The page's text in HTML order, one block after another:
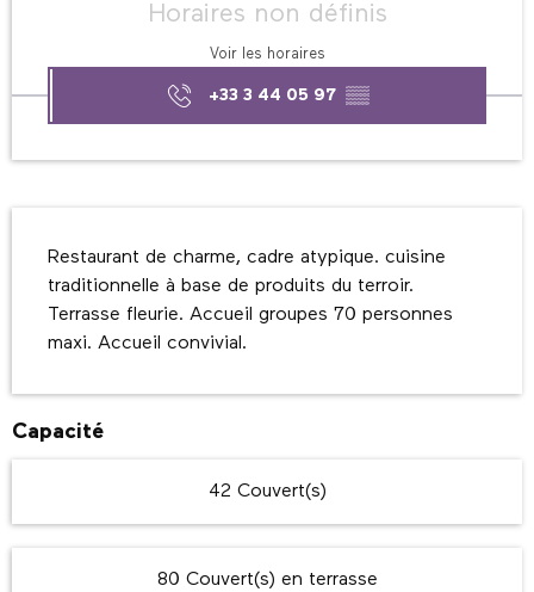
Horaires non définis
Voir les horaires
+33 3 44 05 97 ▒▒
Restaurant de charme, cadre atypique. cuisine
traditionnelle à base de produits du terroir.
Terrasse fleurie. Accueil groupes 70 personnes
maxi. Accueil convivial.
Capacité
42 Couvert(s)
80 Couvert(s) en terrasse